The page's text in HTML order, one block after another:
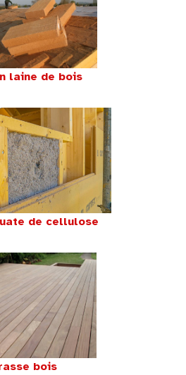
laine de bois
de cellulose
bois